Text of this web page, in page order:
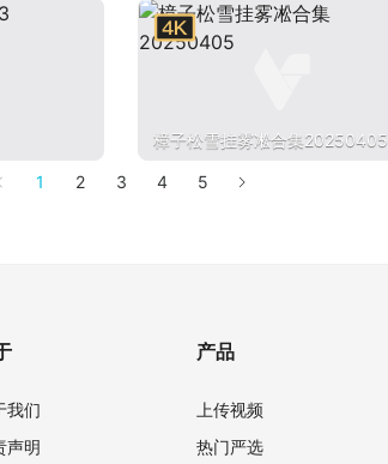
樟子松雪挂雾凇合集20250405
1 2 3 4 5
我们
声明
产品
上传视频
热门严选